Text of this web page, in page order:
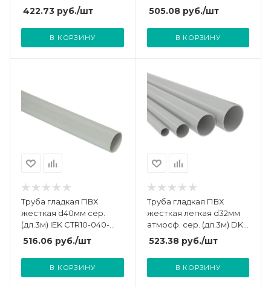
Ruvinil 55000(3)
422.73 руб./шт
В КОРЗИНУ
505.08руб./шт
В КОРЗИНУ
Труба гладкая ПВХ
жесткая d40мм сер.
(дл.3м) IEK CTR10-040-
K41-024I
516.06 руб./шт
В КОРЗИНУ
Труба гладкая ПВХ
жесткая легкая d32мм
атмосф. сер. (дл.3м) DKC
63932UF
523.38руб./шт
В КОРЗИНУ